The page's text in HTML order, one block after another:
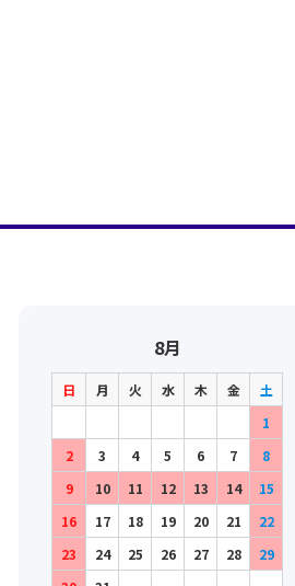
8月
日 月 火 水 木 金
土
1
2
3 4 5 6 7
8
9
10 11 12 13 14
15
16
17 18 19 20 21
22
23
24 25 26 27 28
29